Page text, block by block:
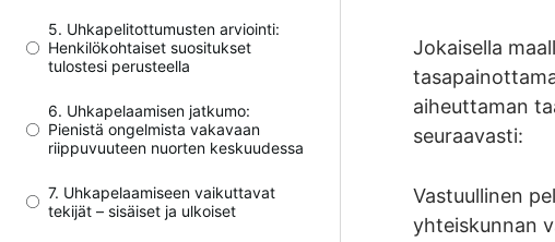
5. Uhkapelitottumusten arviointi:
Henkilökohtaiset suositukset
tulostesi perusteella
6. Uhkapelaamisen jatkumo:
Pienistä ongelmista vakavaan
riippuvuuteen nuorten keskuudessa
7. Uhkapelaamiseen vaikuttavat
tekijät – sisäiset ja ulkoiset
Jokaisella
aiheuttaman
seuraavasti:
Vastuullinen
yhteiskunnan